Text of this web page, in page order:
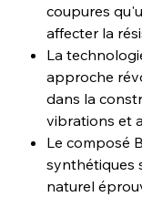
coupures
affecter la
La
approche
dans la
vibrations et
Le composé
synthétiques
naturel